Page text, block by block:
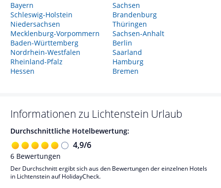
Bayern
Schleswig-Holstein
Niedersachsen
Mecklenburg-Vorpommern
Baden-Württemberg
Nordrhein-Westfalen
Rheinland-Pfalz
Hessen
Sachsen
Brandenburg
Thüringen
Sachsen-Anhalt
Berlin
Saarland
Hamburg
Bremen
Informationen zu Lichtenstein Urlaub
Durchschnittliche Hotelbewertung:
4,9/6
6 Bewertungen
Der Durchschnitt ergibt sich aus den Bewertungen der einzelnen Hotels
in Lichtenstein auf HolidayCheck.